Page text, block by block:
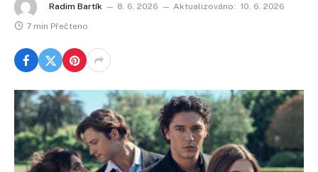
Radim Bartík 8. 6. 2026 Aktualizováno: 10. 6. 2026
7 min Přečteno